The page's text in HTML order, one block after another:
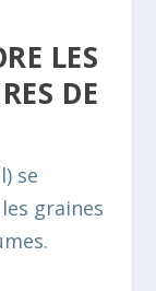
LES
DE
se
graines